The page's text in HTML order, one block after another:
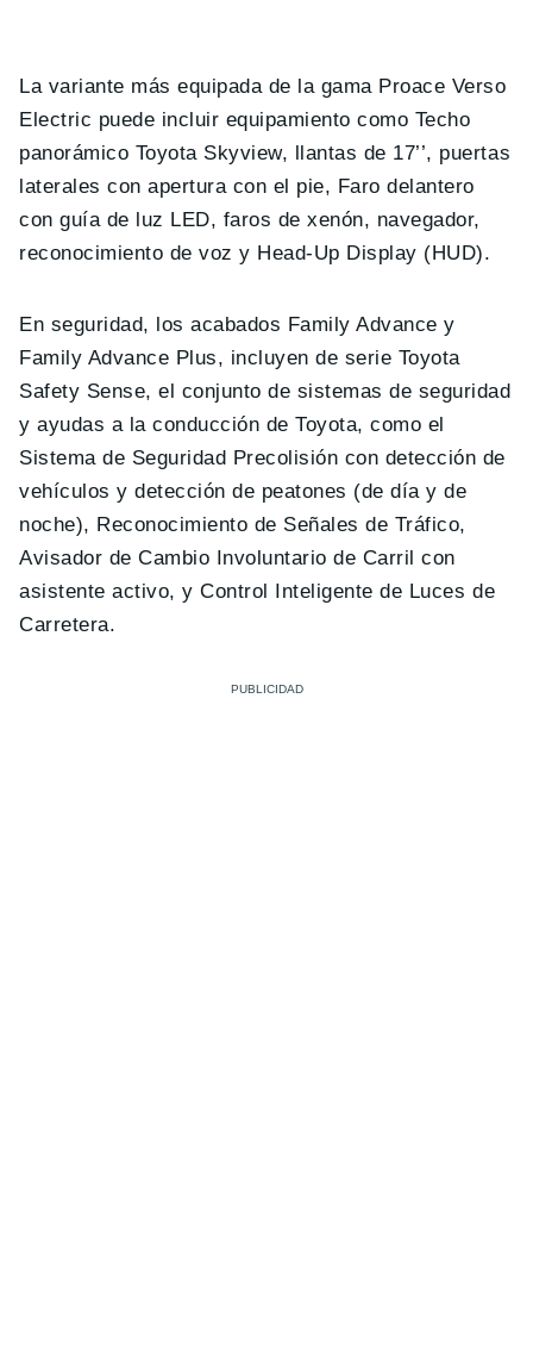
La variante más equipada de la gama Proace Verso
Electric puede incluir equipamiento como Techo
panorámico Toyota Skyview, llantas de 17’’, puertas
laterales con apertura con el pie, Faro delantero
con guía de luz LED, faros de xenón, navegador,
reconocimiento de voz y Head-Up Display (HUD).
En seguridad, los acabados Family Advance y
Family Advance Plus, incluyen de serie Toyota
Safety Sense, el conjunto de sistemas de seguridad
y ayudas a la conducción de Toyota, como el
Sistema de Seguridad Precolisión con detección de
vehículos y detección de peatones (de día y de
noche), Reconocimiento de Señales de Tráfico,
Avisador de Cambio Involuntario de Carril con
asistente activo, y Control Inteligente de Luces de
Carretera.